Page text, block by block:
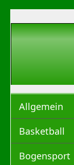
Allgemein
Basketball
Bogensport